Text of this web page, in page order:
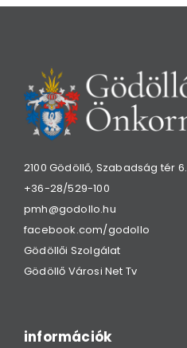
2100 Gödöllő, Szabadság tér 6.
+36-28/529-100
pmh@godollo.hu
facebook.com/godollo
Gödöllői Szolgálat
Gödöllő Városi Net Tv
információk